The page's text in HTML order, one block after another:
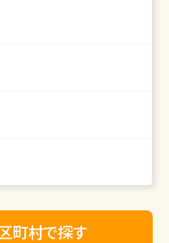
町村で探す